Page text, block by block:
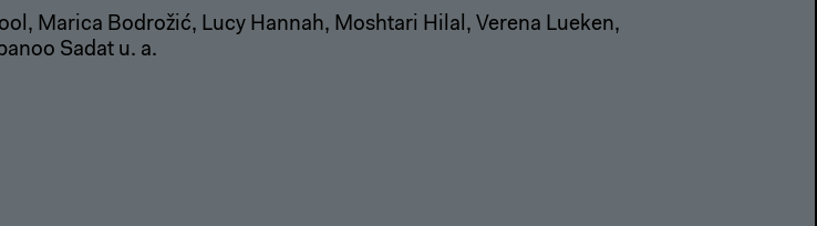
Marica Bodrožić, Lucy Hannah, Moshtari Hilal, Verena Lueken,
Sadat u. a.